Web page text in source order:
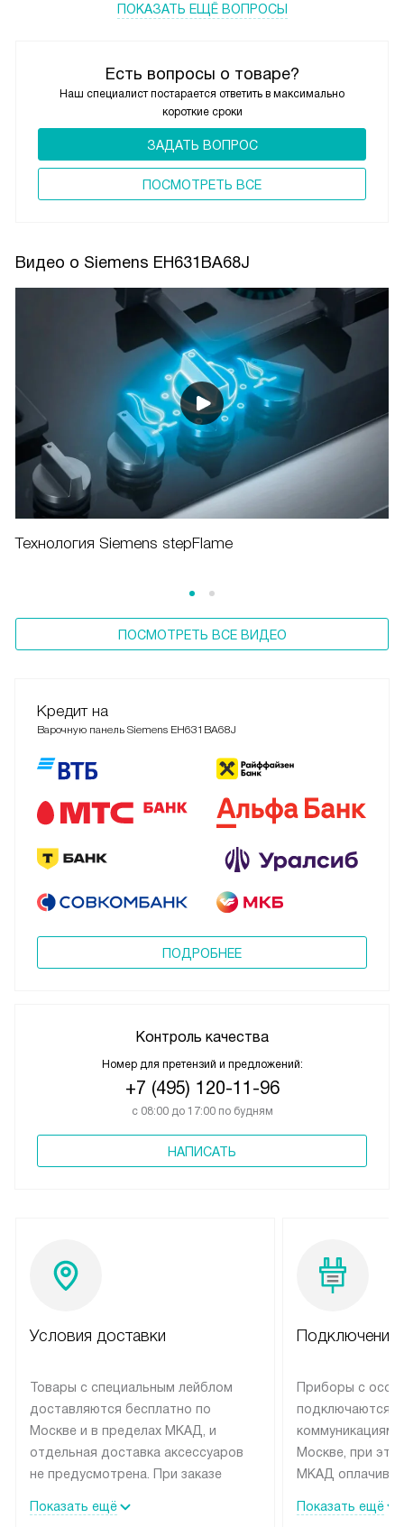
Есть вопросы о товаре?
Наш специалист постарается ответить в максимально
короткие сроки
ЗАДАТЬ ВОПРОС
ПОCМОТРЕТЬ ВСЕ
ПОКАЗАТЬ ЕЩЁ ВОПРОСЫ
Видео о Siemens EH631BA68J
Технология Siemens stepFlame
ПОСМОТРЕТЬ ВСЕ ВИДЕО
Кредит на
Варочную панель Siemens EH631BA68J
ПОДРОБНЕЕ
Контроль качества
Номер для претензий и предложений:
+7 (495) 120-11-96
с 08:00 до 17:00 по будням
НАПИСАТЬ
Условия доставки
Товары с специальным лейблом
доставляются бесплатно по
Москве и в пределах МКАД, и
отдельная доставка аксессуаров
не предусмотрена. При заказе
рекомендуем обсудить с
Показать ещё
Подключение
Приборы с
подключаются к
коммуникациям
Москве, при
МКАД
партнера
Показать ещё